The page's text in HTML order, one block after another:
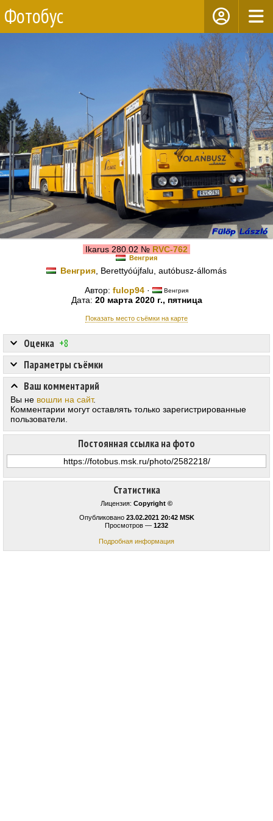
Фотобус
Ikarus 280.02 № RVC-762
Венгрия
Венгрия , Berettyóújfalu, autóbusz-állomás
Автор: fulop94 · Венгрия
Дата: 20 марта 2020 г., пятница
Показать место съёмки на карте
Статистика
Лицензия: Copyright ©
Опубликовано 23.02.2021 20:42 MSK
Просмотров — 1232
Подробная информация
Оценка +8
Постоянная ссылка на фото
Параметры съёмки
Ваш комментарий
Вы не вошли на сайт.
Комментарии могут оставлять только зарегистрированные
пользователи.